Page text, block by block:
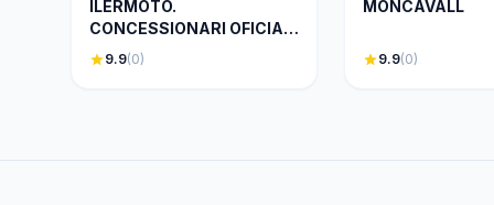
ILERMOTO.
CONCESSIONARI OFICIAL
HONDA MOTOS.
star9.9(0)
MÓNCAVALL
star9.9(0)